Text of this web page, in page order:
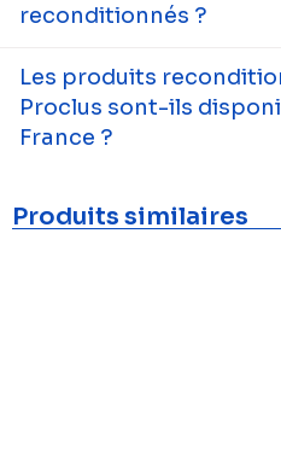
reconditionnés ?
Les produits
Proclus sont-ils
France ?
Produits similaires